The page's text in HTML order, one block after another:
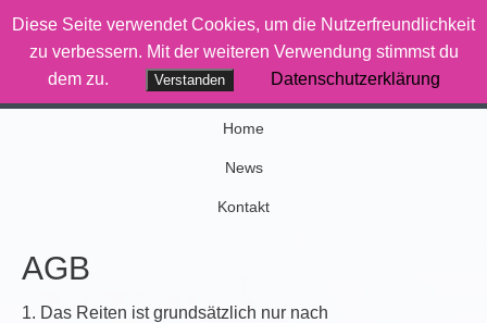
Therapiereiten-Saar
Wenn Pferde was bewegen
Home
News
Kontakt
AGB
1. Das Reiten ist grundsätzlich nur nach
Diese Seite verwendet Cookies, um die Nutzerfreundlichkeit
zu verbessern. Mit der weiteren Verwendung stimmst du
dem zu.
Verstanden Datenschutzerklärung